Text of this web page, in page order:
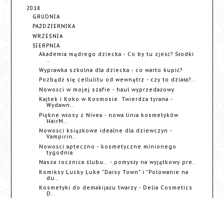
2018
GRUDNIA
PAŹDZIERNIKA
WRZEŚNIA
SIERPNIA
Akademia mądrego dziecka - Co by tu zjeść? Słodki
...
Wyprawka szkolna dla dziecka - co warto kupić?
Pozbądź się cellulitu od wewnątrz - czy to działa?...
Nowości w mojej szafie - haul wyprzedażowy
Kajtek i Koko w Kosmosie. Twierdza tyrana -
Wydawn...
Piękne włosy z Nivea - nowa linia kosmetyków
HairM...
Nowości książkowe idealne dla dziewczyn -
Vampirin...
Nowości apteczno - kosmetyczne minionego
tygodnia
Nasza rocznica ślubu... - pomysły na wyjątkowy pre...
Komiksy Lucky Luke "Daisy Town" i "Polowanie na
du...
Kosmetyki do demakijażu twarzy - Delia Cosmetics
D...